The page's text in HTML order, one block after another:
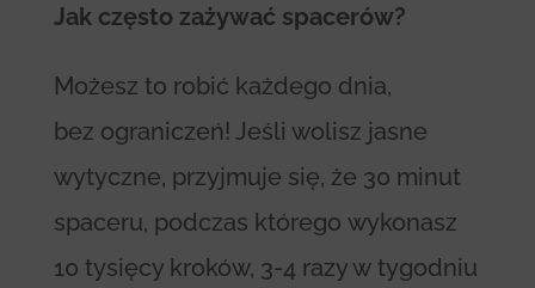
Jak często zażywać spacerów?
Możesz to robić każdego dnia,
bez ograniczeń! Jeśli wolisz jasne
wytyczne, przyjmuje się, że 30 minut
spaceru, podczas którego wykonasz
10 tysięcy kroków, 3-4 razy w tygodniu